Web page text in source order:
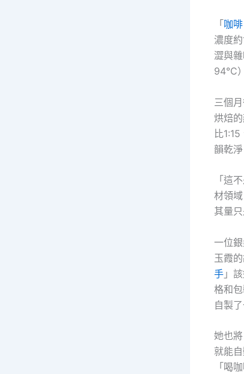
「咖
濃度
澀與
94°C
三個
烘焙
比
韻乾
「這
材領
其量只
一位
玉霞
手 」
格和
自製
她也
就能
「喝